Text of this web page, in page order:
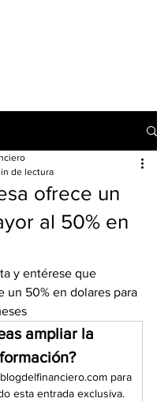
ofrece un
al 50% en
de lectura
y entérese que
un 50% en dolares para
ampliar la
para
esta entrada exclusiva.